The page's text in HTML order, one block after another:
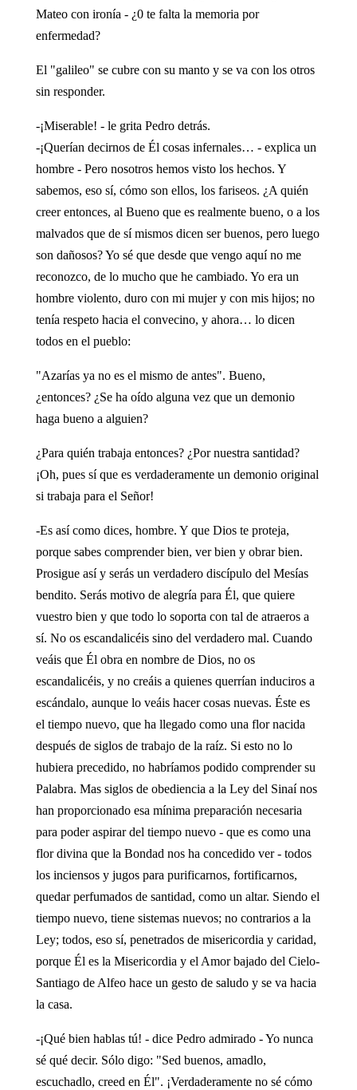
Mateo con ironía - ¿0 te falta la memoria por
enfermedad?
El "galileo" se cubre con su manto y se va con los otros
sin responder.
-¡Miserable! - le grita Pedro detrás.
-¡Querían decirnos de Él cosas infernales… - explica un
hombre - Pero nosotros hemos visto los hechos. Y
sabemos, eso sí, cómo son ellos, los fariseos. ¿A quién
creer entonces, al Bueno que es realmente bueno, o a los
malvados que de sí mismos dicen ser buenos, pero luego
son dañosos? Yo sé que desde que vengo aquí no me
reconozco, de lo mucho que he cambiado. Yo era un
hombre violento, duro con mi mujer y con mis hijos; no
tenía respeto hacia el convecino, y ahora… lo dicen
todos en el pueblo:
"Azarías ya no es el mismo de antes". Bueno,
¿entonces? ¿Se ha oído alguna vez que un demonio
haga bueno a alguien?
¿Para quién trabaja entonces? ¿Por nuestra santidad?
¡Oh, pues sí que es verdaderamente un demonio original
si trabaja para el Señor!
-Es así como dices, hombre. Y que Dios te proteja,
porque sabes comprender bien, ver bien y obrar bien.
Prosigue así y serás un verdadero discípulo del Mesías
bendito. Serás motivo de alegría para Él, que quiere
vuestro bien y que todo lo soporta con tal de atraeros a
sí. No os escandalicéis sino del verdadero mal. Cuando
veáis que Él obra en nombre de Dios, no os
escandalicéis, y no creáis a quienes querrían induciros a
escándalo, aunque lo veáis hacer cosas nuevas. Éste es
el tiempo nuevo, que ha llegado como una flor nacida
después de siglos de trabajo de la raíz. Si esto no lo
hubiera precedido, no habríamos podido comprender su
Palabra. Mas siglos de obediencia a la Ley del Sinaí nos
han proporcionado esa mínima preparación necesaria
para poder aspirar del tiempo nuevo - que es como una
flor divina que la Bondad nos ha concedido ver - todos
los inciensos y jugos para purificarnos, fortificarnos,
quedar perfumados de santidad, como un altar. Siendo el
tiempo nuevo, tiene sistemas nuevos; no contrarios a la
Ley; todos, eso sí, penetrados de misericordia y caridad,
porque Él es la Misericordia y el Amor bajado del Cielo-
Santiago de Alfeo hace un gesto de saludo y se va hacia
la casa.
-¡Qué bien hablas tú! - dice Pedro admirado - Yo nunca
sé qué decir. Sólo digo: "Sed buenos, amadlo,
escuchadlo, creed en Él". ¡Verdaderamente no sé cómo